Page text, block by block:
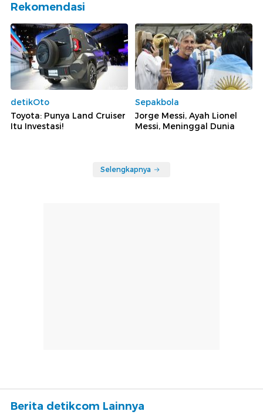
Rekomendasi
detikOto
Toyota: Punya Land Cruiser
Itu Investasi!
Sepakbola
Jorge Messi, Ayah Lionel
Messi, Meninggal Dunia
Selengkapnya
Berita detikcom Lainnya